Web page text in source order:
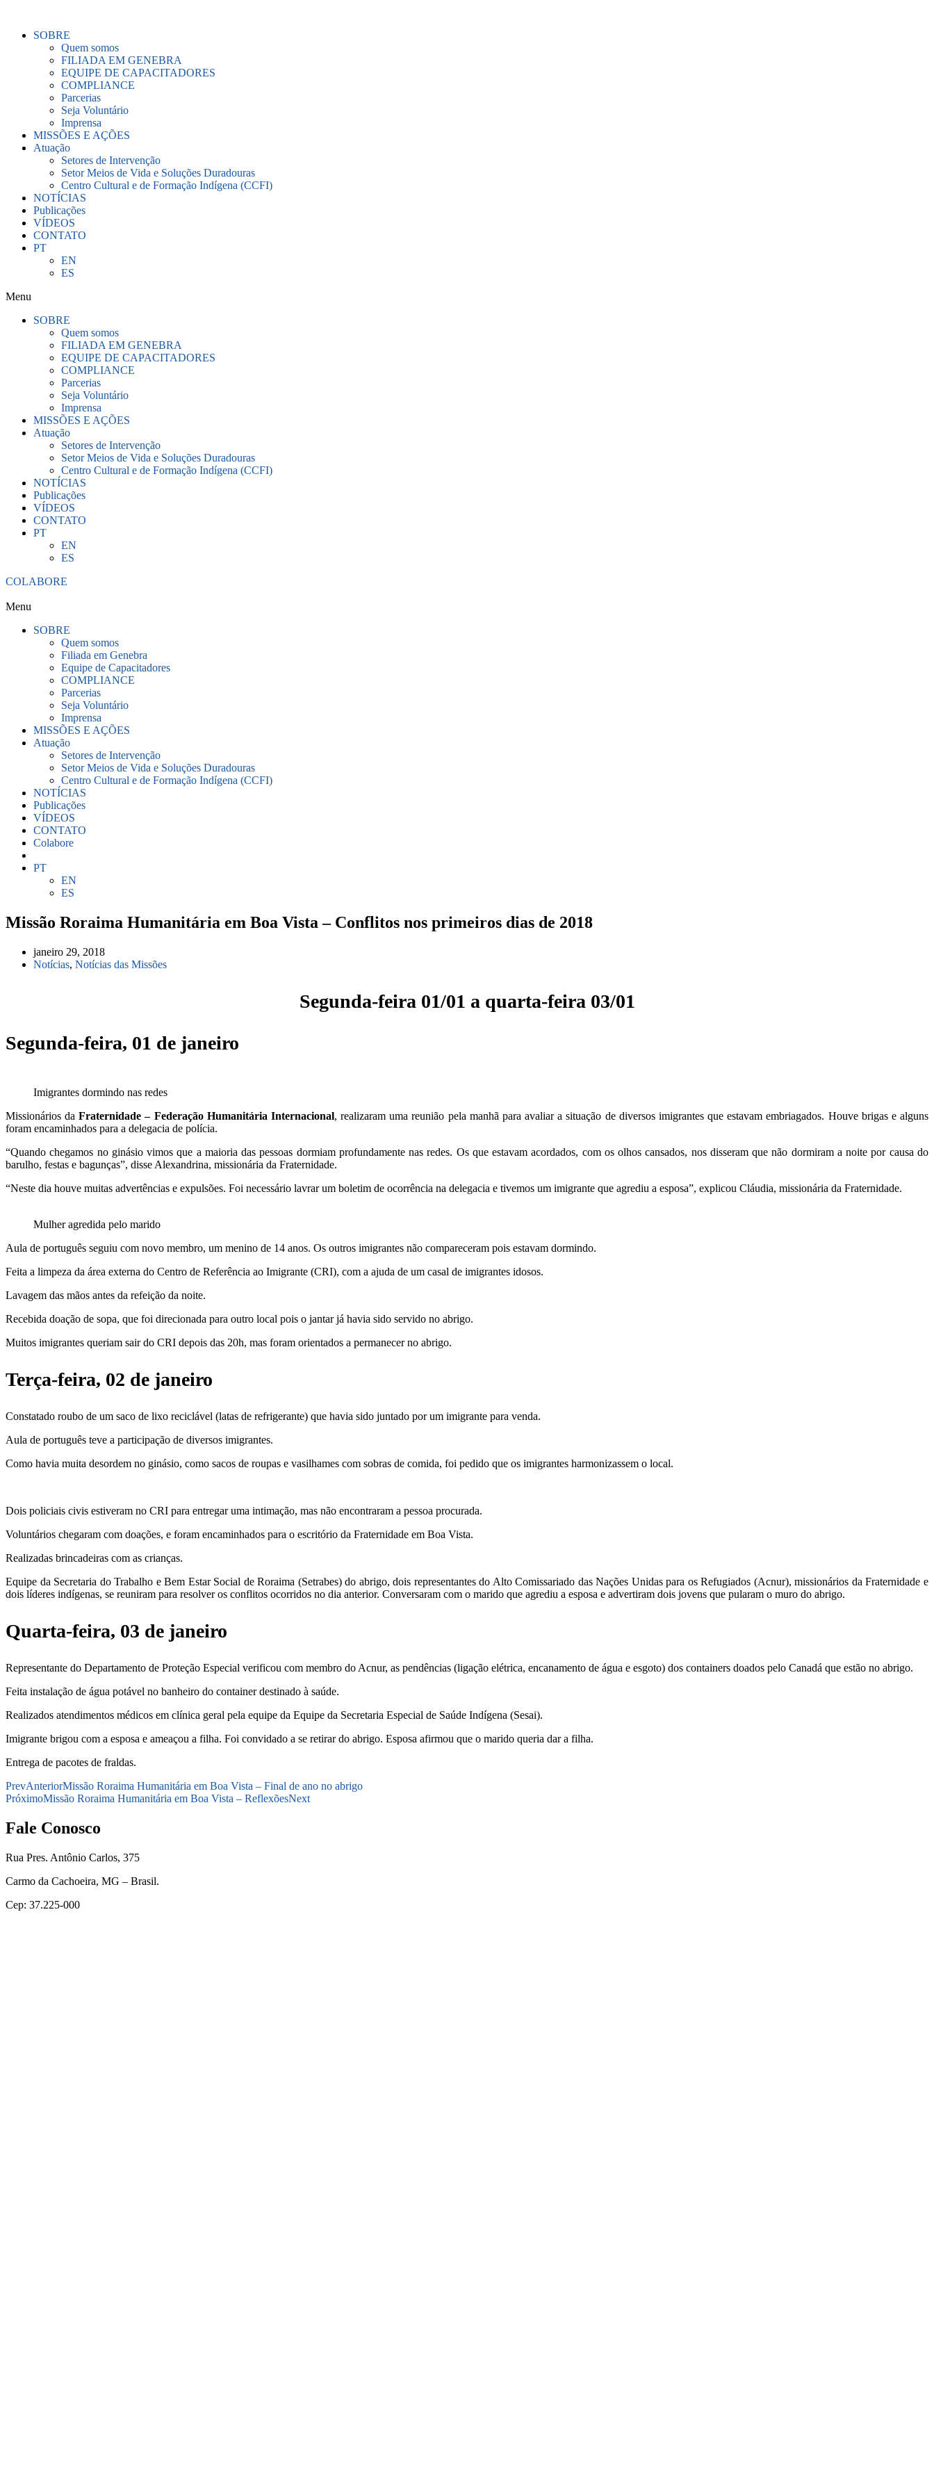
SOBRE
Quem somos
FILIADA EM GENEBRA
EQUIPE DE CAPACITADORES
COMPLIANCE
Parcerias
Seja Voluntário
Imprensa
MISSÕES E AÇÕES
Atuação
Setores de Intervenção
Setor Meios de Vida e Soluções Duradouras
Centro Cultural e de Formação Indígena (CCFI)
NOTÍCIAS
Publicações
VÍDEOS
CONTATO
PT
EN
ES
Menu
SOBRE
Quem somos
FILIADA EM GENEBRA
EQUIPE DE CAPACITADORES
COMPLIANCE
Parcerias
Seja Voluntário
Imprensa
MISSÕES E AÇÕES
Atuação
Setores de Intervenção
Setor Meios de Vida e Soluções Duradouras
Centro Cultural e de Formação Indígena (CCFI)
NOTÍCIAS
Publicações
VÍDEOS
CONTATO
PT
EN
ES
COLABORE
Menu
SOBRE
Quem somos
Filiada em Genebra
Equipe de Capacitadores
COMPLIANCE
Parcerias
Seja Voluntário
Imprensa
MISSÕES E AÇÕES
Atuação
Setores de Intervenção
Setor Meios de Vida e Soluções Duradouras
Centro Cultural e de Formação Indígena (CCFI)
NOTÍCIAS
Publicações
VÍDEOS
CONTATO
Colabore
PT
EN
ES
Missão Roraima Humanitária em Boa Vista – Conflitos nos primeiros dias de 2018
janeiro 29, 2018
Notícias, Notícias das Missões
Segunda-feira 01/01 a quarta-feira 03/01
Segunda-feira, 01 de janeiro
Imigrantes dormindo nas redes
Missionários daFraternidade – Federação Humanitária Internacional, realizaram uma reunião pela manhã para avaliar a situação de diversos imigrantes que estavam embriagados. Houve brigas e alguns
foram encaminhados para a delegacia de polícia.
“Quando chegamos no ginásio vimos que a maioria das pessoas dormiam profundamente nas redes. Os que estavam acordados, com os olhos cansados, nos disseram que não dormiram a noite por causa do
barulho, festas e bagunças”, disse Alexandrina, missionária da Fraternidade.
“Neste dia houve muitas advertências e expulsões. Foi necessário lavrar um boletim de ocorrência na delegacia e tivemos um imigrante que agrediu a esposa”, explicou Cláudia, missionária da Fraternidade.
Mulher agredida pelo marido
Aula de português seguiu com novo membro, um menino de 14 anos. Os outros imigrantes não compareceram pois estavam dormindo.
Feita a limpeza da área externa do Centro de Referência ao Imigrante (CRI), com a ajuda de um casal de imigrantes idosos.
Lavagem das mãos antes da refeição da noite.
Recebida doação de sopa, que foi direcionada para outro local pois o jantar já havia sido servido no abrigo.
Muitos imigrantes queriam sair do CRI depois das 20h, mas foram orientados a permanecer no abrigo.
Terça-feira, 02 de janeiro
Constatado roubo de um saco de lixo reciclável (latas de refrigerante) que havia sido juntado por um imigrante para venda.
Aula de português teve a participação de diversos imigrantes.
Como havia muita desordem no ginásio, como sacos de roupas e vasilhames com sobras de comida, foi pedido que os imigrantes harmonizassem o local.
Dois policiais civis estiveram no CRI para entregar uma intimação, mas não encontraram a pessoa procurada.
Voluntários chegaram com doações, e foram encaminhados para o escritório da Fraternidade em Boa Vista.
Realizadas brincadeiras com as crianças.
Equipe da Secretaria do Trabalho e Bem Estar Social de Roraima (Setrabes) do abrigo, dois representantes do Alto Comissariado das Nações Unidas para os Refugiados (Acnur), missionários da Fraternidade e
dois líderes indígenas, se reuniram para resolver os conflitos ocorridos no dia anterior. Conversaram com o marido que agrediu a esposa e advertiram dois jovens que pularam o muro do abrigo.
Quarta-feira, 03 de janeiro
Representante do Departamento de Proteção Especial verificou com membro do Acnur, as pendências (ligação elétrica, encanamento de água e esgoto) dos containers doados pelo Canadá que estão no abrigo.
Feita instalação de água potável no banheiro do container destinado à saúde.
Realizados atendimentos médicos em clínica geral pela equipe da Equipe da Secretaria Especial de Saúde Indígena (Sesai).
Imigrante brigou com a esposa e ameaçou a filha. Foi convidado a se retirar do abrigo. Esposa afirmou que o marido queria dar a filha.
Entrega de pacotes de fraldas.
PrevAnteriorMissão Roraima Humanitária em Boa Vista – Final de ano no abrigo
PróximoMissão Roraima Humanitária em Boa Vista – ReflexõesNext
Fale Conosco
Rua Pres. Antônio Carlos, 375
Carmo da Cachoeira, MG – Brasil.
Cep: 37.225-000